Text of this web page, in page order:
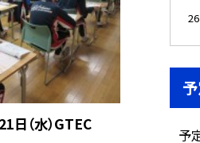
日（水）GTEC
26
予